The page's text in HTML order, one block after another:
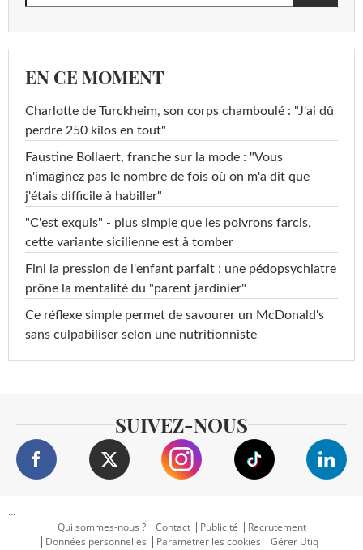
EN CE MOMENT
Charlotte de Turckheim, son corps chamboulé : "J'ai dû
perdre 250 kilos en tout"
Faustine Bollaert, franche sur la mode : "Vous
n'imaginez pas le nombre de fois où on m'a dit que
j'étais difficile à habiller"
"C'est exquis" - plus simple que les poivrons farcis,
cette variante sicilienne est à tomber
Fini la pression de l'enfant parfait : une pédopsychiatre
prône la mentalité du "parent jardinier"
Ce réflexe simple permet de savourer un McDonald's
sans culpabiliser selon une nutritionniste
SUIVEZ-NOUS
...
Qui sommes-nous ?
Contact Publicité
Recrutement
Données personnelles
Paramétrer les cookies
Gérer Utiq